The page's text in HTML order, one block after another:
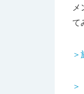
メ
て